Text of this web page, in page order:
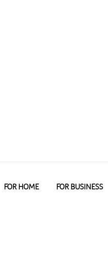
FOR HOME FOR BUSINESS